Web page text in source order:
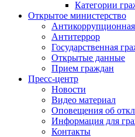
Категории
Открытое министерство
Антитеррор
Государственная
Открытые данные
Прием граждан
Пресс-центр
Новости
Видео материал
Оповещения об
Информация для
Контакты